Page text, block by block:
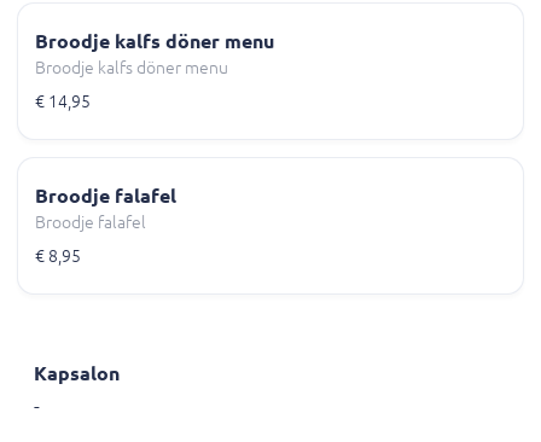
Broodje kalfs döner menu
Broodje kalfs döner menu
€ 14,95
Broodje falafel
Broodje falafel
€ 8,95
Kapsalon
-